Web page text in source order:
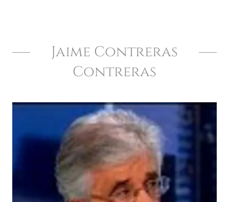
Jaime Contreras
Contreras